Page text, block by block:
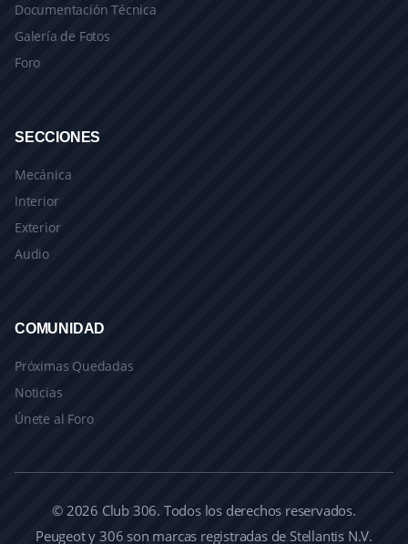
Documentación Técnica
Galería de Fotos
Foro
SECCIONES
Mecánica
Interior
Exterior
Audio
COMUNIDAD
Próximas Quedadas
Noticias
Únete al Foro
© 2026 Club 306. Todos los derechos reservados.
Peugeot y 306 son marcas registradas de Stellantis N.V.